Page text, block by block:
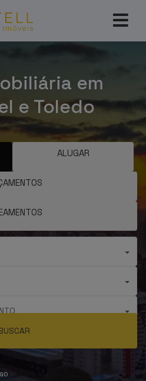
em
e Toledo
ALUGAR